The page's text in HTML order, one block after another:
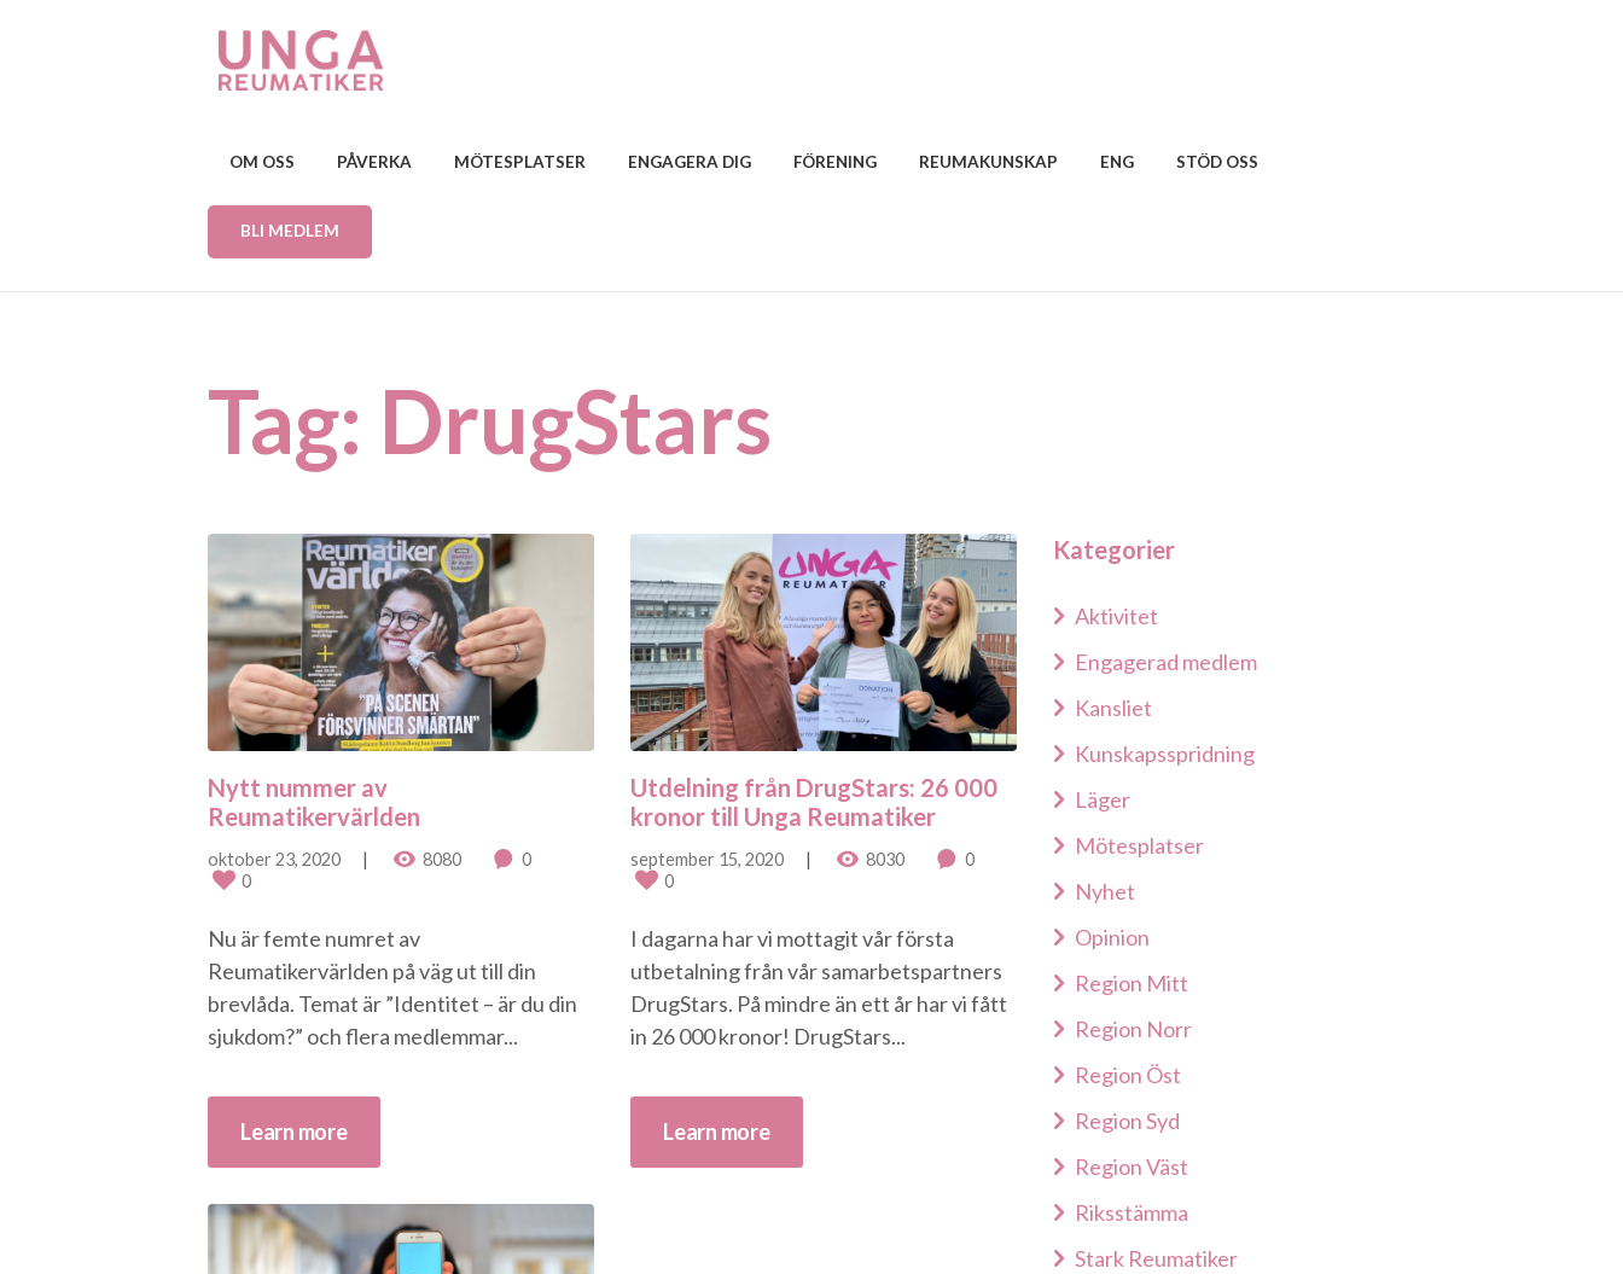
OM OSS PÅVERKA MÖTESPLATSER ENGAGERA DIG FÖRENING REUMAKUNSKAP ENG STÖD OSS
BLI MEDLEM
Tag: DrugStars
Nytt nummer av
Reumatikervärlden
oktober 23, 2020 8080
0
0
Nu är femte numret av
Reumatikervärlden på väg ut till din
brevlåda. Temat är ”Identitet – är du din
sjukdom?” och flera medlemmar...
Learn more
Utdelning från DrugStars: 26 000
kronor till Unga Reumatiker
september 15, 2020 8030
0
0
I dagarna har vi mottagit vår första
utbetalning från vår samarbetspartners
DrugStars. På mindre än ett år har vi fått
in 26 000 kronor! DrugStars...
Learn more
Kategorier
Aktivitet
Engagerad medlem
Kansliet
Kunskapsspridning
Läger
Mötesplatser
Nyhet
Opinion
Region Mitt
Region Norr
Region Öst
Region Syd
Region Väst
Riksstämma
Stark Reumatiker